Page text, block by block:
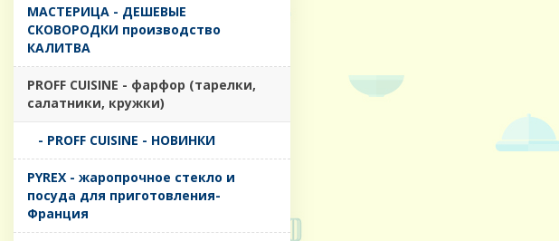
MАСТЕРИЦА - ДЕШЕВЫЕ
СКОВОРОДКИ производство
КАЛИТВА
PROFF CUISINE - фарфор (тарелки,
салатники, кружки)
- PROFF CUISINE - НОВИНКИ
PYREX - жаропрочное стекло и
посуда для приготовления-
Франция